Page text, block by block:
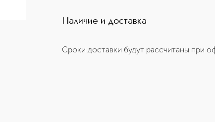
Наличие и доставка
Сроки доставки будут рассчитаны при